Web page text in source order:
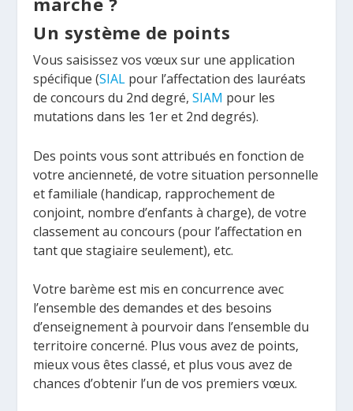
Un système de points
Vous saisissez vos vœux sur une application
spécifique (SIAL pour l’affectation des lauréats
de concours du 2nd degré,SIAM pour les
mutations dans les 1eret 2nd degrés).
Des points vous sont attribués en fonction de
votre ancienneté, de votre situation personnelle
et familiale (handicap, rapprochement de
conjoint, nombre d’enfants à charge), de votre
classement au concours (pour l’affectation en
tant que stagiaire seulement), etc.
Votre barème est mis en concurrence avec
l’ensemble des demandes et des besoins
d’enseignement à pourvoir dans l’ensemble du
territoire concerné. Plus vous avez de points,
mieux vous êtes classé, et plus vous avez de
chances d’obtenir l’un de vos premiers vœux.